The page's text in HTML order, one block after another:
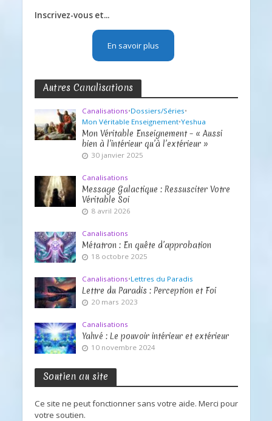
Inscrivez-vous et...
En savoir plus
Autres Canalisations
Canalisations•Dossiers/Séries•
Mon Véritable Enseignement•Yeshua
Mon Véritable Enseignement – « Aussi
bien à l’intérieur qu’à l’extérieur »
30 janvier 2025
Canalisations
Message Galactique : Ressusciter Votre
Véritable Soi
8 avril 2026
Canalisations
Métatron : En quête d’approbation
18 octobre 2025
Canalisations•Lettres du Paradis
Lettre du Paradis : Perception et Foi
20 mars 2023
Canalisations
Yahvé : Le pouvoir intérieur et extérieur
10 novembre 2024
Soutien au site
Ce site ne peut fonctionner sans votre aide. Merci pour
votre soutien.